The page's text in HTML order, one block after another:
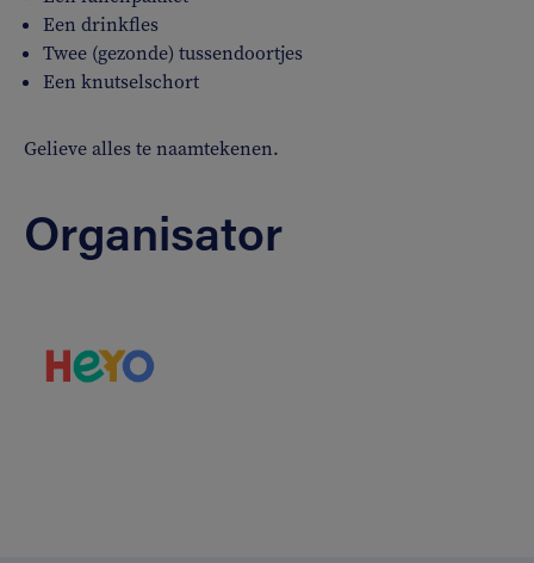
Een drinkfles
Twee (gezonde) tussendoortjes
Een knutselschort
Gelieve alles te naamtekenen.
Organisator